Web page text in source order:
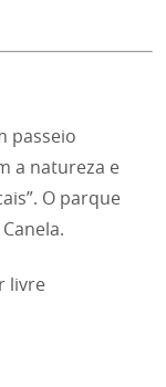
passeio
a natureza e
O parque
livre